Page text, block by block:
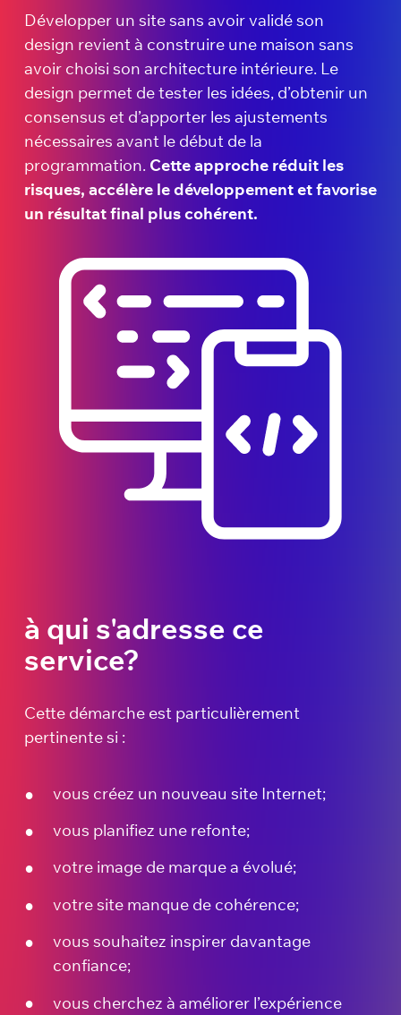
Développer un site sans avoir validé son
design revient à construire une maison sans
avoir choisi son architecture intérieure. Le
design permet de tester les idées, d’obtenir un
consensus et d’apporter les ajustements
nécessaires avant le début de la
programmation. Cette approche réduit les
risques, accélère le développement et favorise
un résultat final plus cohérent.
à qui s'adresse ce
service?
Cette démarche est particulièrement
pertinente si :
vous créez un nouveau site Internet;
vous planifiez une refonte;
votre image de marque a évolué;
votre site manque de cohérence;
vous souhaitez inspirer davantage
confiance;
vous cherchez à améliorer l’expérience